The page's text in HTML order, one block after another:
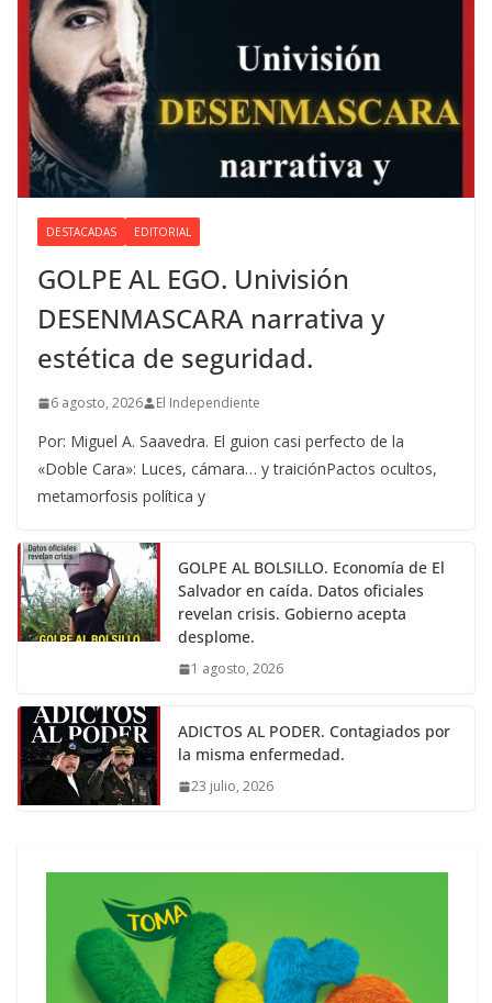
DESTACADAS EDITORIAL
GOLPE AL EGO. Univisión
DESENMASCARA narrativa y
estética de seguridad.
6 agosto, 2026 El Independiente
Por: Miguel A. Saavedra. El guion casi perfecto de la
«Doble Cara»: Luces, cámara… y traiciónPactos ocultos,
metamorfosis política y
GOLPE AL BOLSILLO. Economía de El
Salvador en caída. Datos oficiales
revelan crisis. Gobierno acepta
desplome.
1 agosto, 2026
ADICTOS AL PODER. Contagiados por
la misma enfermedad.
23 julio, 2026